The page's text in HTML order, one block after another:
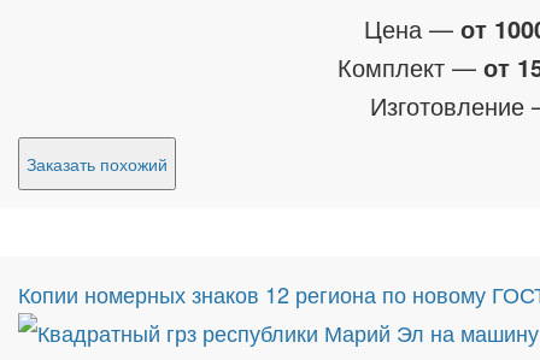
Цена — от
Комплект — от
Заказать похожий
Копии номерных знаков 12 региона по новому